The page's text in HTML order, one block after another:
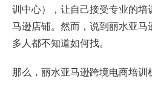
训中心），让自己接受专业的培
马逊店铺。然而，说到丽水亚
多人都不知道如何找。
那么，丽水亚马逊跨境电商培训